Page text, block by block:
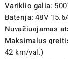
Variklio galia:
Baterija: 48V
Nuvažiuojamas
Maksimalus
42 km/val.)